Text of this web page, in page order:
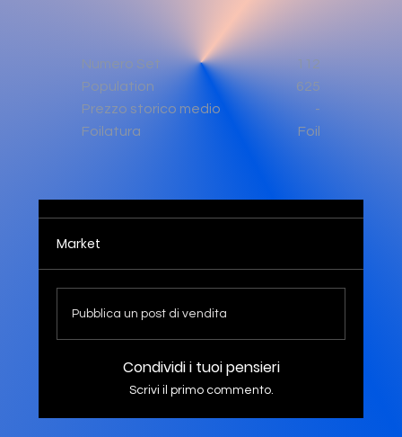
Numero Set
Population
Prezzo storico medio
Foilatura
112
625
-
Foil
Market
Pubblica un post di vendita
Condividi i tuoi pensieri
Scrivi il primo commento.